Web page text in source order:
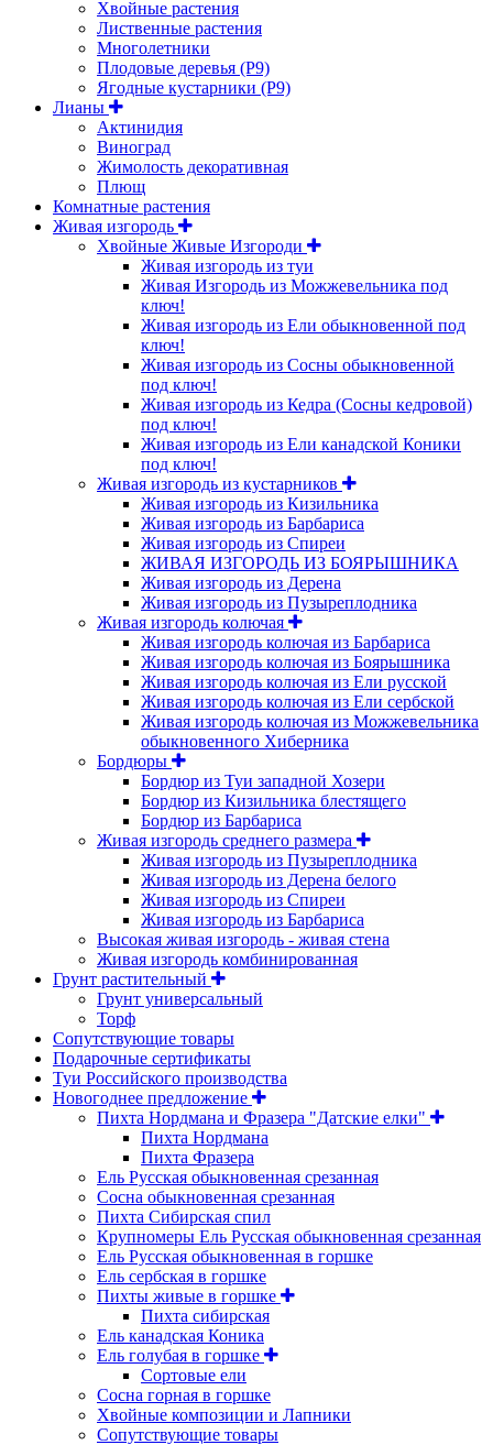
Хвойные растения
Лиственные растения
Многолетники
Плодовые деревья (Р9)
Ягодные кустарники (Р9)
Лианы
Актинидия
Виноград
Жимолость декоративная
Плющ
Комнатные растения
Живая изгородь
Хвойные Живые Изгороди
Живая изгородь из туи
Живая Изгородь из Можжевельника под
ключ!
Живая изгородь из Ели обыкновенной под
ключ!
Живая изгородь из Сосны обыкновенной
под ключ!
Живая изгородь из Кедра (Сосны кедровой)
под ключ!
Живая изгородь из Ели канадской Коники
под ключ!
Живая изгородь из кустарников
Живая изгородь из Кизильника
Живая изгородь из Барбариса
Живая изгородь из Спиреи
ЖИВАЯ ИЗГОРОДЬ ИЗ БОЯРЫШНИКА
Живая изгородь из Дерена
Живая изгородь из Пузыреплодника
Живая изгородь колючая
Живая изгородь колючая из Барбариса
Живая изгородь колючая из Боярышника
Живая изгородь колючая из Ели русской
Живая изгородь колючая из Ели сербской
Живая изгородь колючая из Можжевельника
обыкновенного Хиберника
Бордюры
Бордюр из Туи западной Хозери
Бордюр из Кизильника блестящего
Бордюр из Барбариса
Живая изгородь среднего размера
Живая изгородь из Пузыреплодника
Живая изгородь из Дерена белого
Живая изгородь из Спиреи
Живая изгородь из Барбариса
Высокая живая изгородь - живая стена
Живая изгородь комбинированная
Грунт растительный
Грунт универсальный
Торф
Сопутствующие товары
Подарочные сертификаты
Туи Российского производства
Новогоднее предложение
Пихта Нордмана и Фразера "Датские елки"
Пихта Нордмана
Пихта Фразера
Ель Русская обыкновенная срезанная
Сосна обыкновенная срезанная
Пихта Сибирская спил
Крупномеры Ель Русская обыкновенная срезанная
Ель Русская обыкновенная в горшке
Ель сербская в горшке
Пихты живые в горшке
Пихта сибирская
Ель канадская Коника
Ель голубая в горшке
Сортовые ели
Сосна горная в горшке
Хвойные композиции и Лапники
Сопутствующие товары